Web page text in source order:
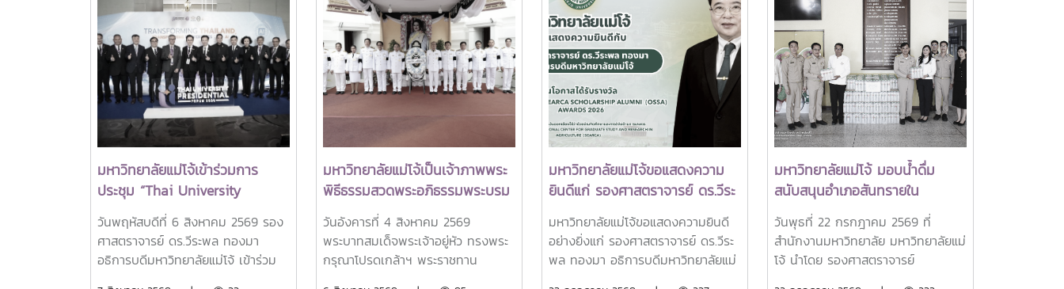
มหาวิทยาลัยแม่โจ้เข้าร่วมการ
ประชุม “Thai University
Presidential Forum 2026
วันพฤหัสบดีที่ 6 สิงหาคม 2569 รอง
ศาสตราจารย์ ดร.วีระพล ทองมา
อธิการบดีมหาวิทยาลัยแม่โจ้ เข้าร่วม
มหาวิทยาลัยแม่โจ้เป็นเจ้าภาพพระ
พิธีธรรมสวดพระอภิธรรมพระบรม
ศพสมเด็จพระนางเจ้าสิริกิติ์
พระบรมราชินีนาถ พระบรมราช
ชนนีพันปีหลวง พร้อมเข้ากราบ
ถวายบังคมพระศพ สมเด็จพระเจ้า
วันอังคารที่ 4 สิงหาคม 2569
พระบาทสมเด็จพระเจ้าอยู่หัว ทรงพระ
กรุณาโปรดเกล้าฯ พระราชทาน
มหาวิทยาลัยแม่โจ้ขอแสดงความ
ยินดีแก่ รองศาสตราจารย์ ดร.วีระ
พล ทองมา อธิการบดีมหาวิทยาลัย
แม่โจ้ ในโอกาสได้รับรางวัล
Outstanding SEARCA
มหาวิทยาลัยแม่โจ้ขอแสดงความยินดี
อย่างยิ่งแก่ รองศาสตราจารย์ ดร.วีระ
พล ทองมา อธิการบดีมหาวิทยาลัยแม่
มหาวิทยาลัยแม่โจ้ มอบน้ำดื่ม
สนับสนุนอำเภอสันทรายใน
กิจกรรม "จิตอาสาพัฒนาภูมิทัศน์"
และกิจกรรมต่างๆของอำเภอ
สันทราย
วันพุธที่ 22 กรกฎาคม 2569 ที่
สำนักงานมหาวิทยาลัย มหาวิทยาลัยแม่
โจ้ นำโดย รองศาสตราจารย์